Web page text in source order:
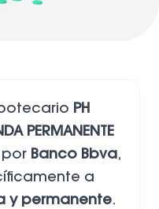
PH
PERMANENTE
Banco Bbva,
a
y permanente.